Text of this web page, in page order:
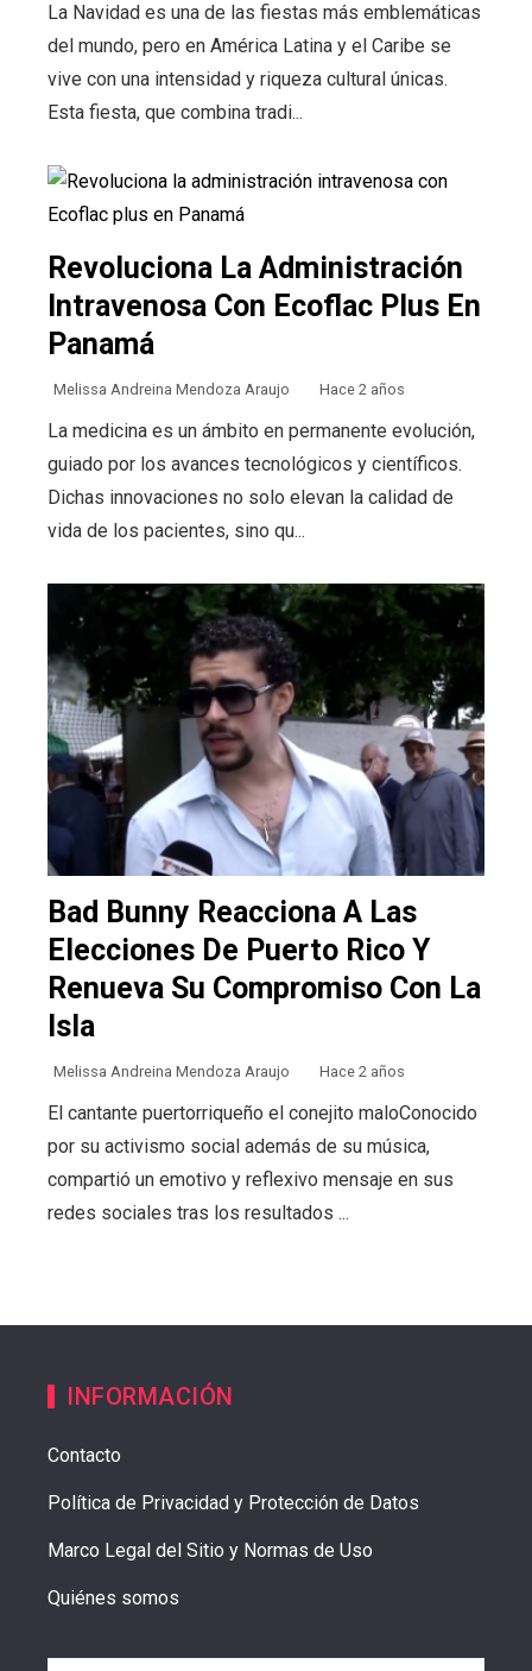
La Navidad es una de las fiestas más emblemáticas
del mundo, pero en América Latina y el Caribe se
vive con una intensidad y riqueza cultural únicas.
Esta fiesta, que combina tradi...
Revoluciona La Administración
Intravenosa Con Ecoflac Plus En
Panamá
Melissa Andreina Mendoza Araujo Hace 2 años
La medicina es un ámbito en permanente evolución,
guiado por los avances tecnológicos y científicos.
Dichas innovaciones no solo elevan la calidad de
vida de los pacientes, sino qu...
Bad Bunny Reacciona A Las
Elecciones De Puerto Rico Y
Renueva Su Compromiso Con La
Isla
Melissa Andreina Mendoza Araujo Hace 2 años
El cantante puertorriqueño el conejito maloConocido
por su activismo social además de su música,
compartió un emotivo y reflexivo mensaje en sus
redes sociales tras los resultados ...
INFORMACIÓN
Contacto
Política de Privacidad y Protección de Datos
Marco Legal del Sitio y Normas de Uso
Quiénes somos